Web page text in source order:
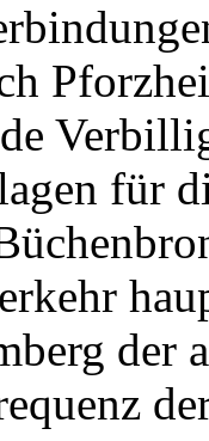
für
der